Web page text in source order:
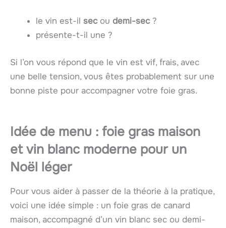
le vin est-il secou demi-sec?
présente-t-il une ?
Si l’on vous répond que le vin est vif, frais, avec
une belle tension, vous êtes probablement sur une
bonne piste pour accompagner votre foie gras.
Idée de menu : foie gras maison
et vin blanc moderne pour un
Noël léger
Pour vous aider à passer de la théorie à la pratique,
voici une idée simple : un foie gras de canard
maison, accompagné d’un vin blanc sec ou demi-